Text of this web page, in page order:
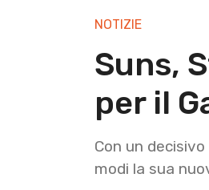
NOTIZIE
Suns,
per il
Con un
modi la sua